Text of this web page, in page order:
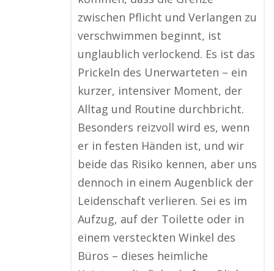
zwischen Pflicht und Verlangen zu
verschwimmen beginnt, ist
unglaublich verlockend. Es ist das
Prickeln des Unerwarteten – ein
kurzer, intensiver Moment, der
Alltag und Routine durchbricht.
Besonders reizvoll wird es, wenn
er in festen Händen ist, und wir
beide das Risiko kennen, aber uns
dennoch in einem Augenblick der
Leidenschaft verlieren. Sei es im
Aufzug, auf der Toilette oder in
einem versteckten Winkel des
Büros – dieses heimliche